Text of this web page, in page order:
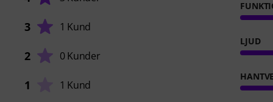
3 1 Kund
2 0 Kunder
1 1 Kund
LJUD